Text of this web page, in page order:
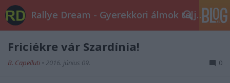
Rallye Dream - Gyerekkori álmok teljesüljetek!
Friciékre vár Szardínia!
B. Capelluti • 2016. június 09. 0